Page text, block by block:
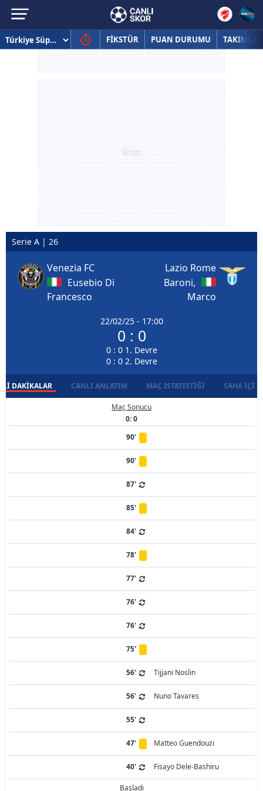
FİKSTÜR PUAN DURUMU TAKIMLAR
Serie A | 26
Venezia FC
Eusebio Di
Francesco
22/02/25 - 17:00
0 : 0
0 : 0 1. Devre
0 : 0 2. Devre
Lazio Rome
Baroni,
Marco
DAKIKALAR CANLI ANLATIM MAÇ İSTATISTIĞI SAHA İÇI
Maç Sonucu
0: 0
90'
90'
87'
85'
84'
78'
77'
76'
76'
75'
56' Tijjani Noslin
56' Nuno Tavares
55'
47' Matteo Guendouzi
40' Fisayo Dele-Bashiru
Başladı